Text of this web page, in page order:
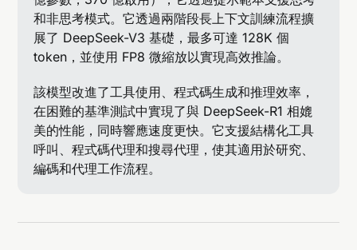
和非思考模式。它透過兩階段長上下文訓練流程擴
展了 DeepSeek-V3 基礎，最多可達 128K 個
token，並使用 FP8 微縮放以實現高效推論。
該模型改進了工具使用、程式碼生成和推理效率，
在困難的基準測試中實現了與 DeepSeek-R1 相媲
美的性能，同時響應速度更快。它支援結構化工具
呼叫、程式碼代理和搜尋代理，使其適用於研究、
編碼和代理工作流程。